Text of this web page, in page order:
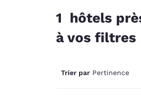
1 hôtels
à vos filtres
Trier par Pertinence